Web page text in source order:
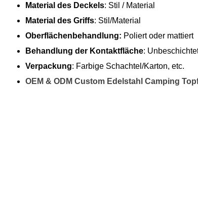
Material des Deckels: Stil / Material
Material des Griffs: Stil/Material
Oberflächenbehandlung: Poliert oder mattiert
Behandlung der Kontaktfläche:
Verpackung: Farbige Schachtel/Karton, etc.
OEM & ODM Custom Edelstahl Camping